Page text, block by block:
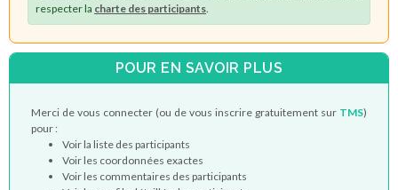
respecter la charte des participants
POUR EN SAVOIR PLUS
Merci de vous connecter (ou de vous inscrire gratuitement sur TMS)
pour :
Voir la liste des participants
Voir les coordonnées exactes
Voir les commentaires des participants